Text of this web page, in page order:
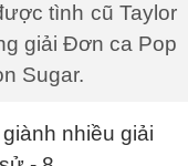
tình cũ Taylor
giải Đơn ca Pop
Sugar.